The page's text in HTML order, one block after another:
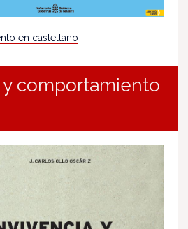
en castellano
comportamiento